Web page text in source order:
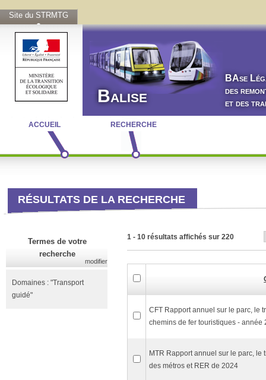
Site du STRMTG
Balise
BAse L
des
et des
ACCUEIL RECHERCHE
RÉSULTATS DE LA RECHERCHE
Termes de votre
recherche
modifier
Domaines : "Transport
guidé"
1 - 10 résultats affichés sur 220
CFT Rapport annuel sur le parc, le
chemins de fer touristiques - année
MTR Rapport annuel sur le parc, le
des métros et RER de 2024